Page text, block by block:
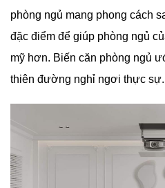
phòng ngủ mang phong cách
đặc điểm để giúp phòng ngủ
mỹ hơn. Biến căn phòng ngủ
thiên đường nghỉ ngơi thực sự.